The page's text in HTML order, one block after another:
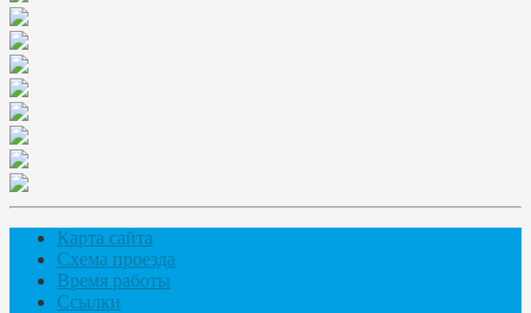
Карта сайта
Схема проезда
Время работы
Ссылки